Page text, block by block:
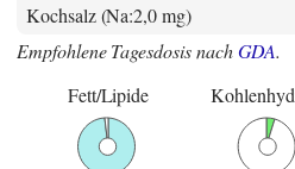
Kochsalz (Na:2,0 mg)
Empfohlene Tagesdosis nachGDA.
Fett/Lipide